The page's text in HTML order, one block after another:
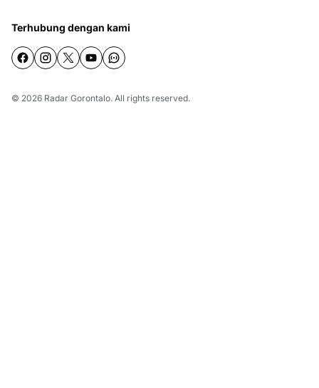
Terhubung dengan kami
© 2026 Radar Gorontalo. All rights reserved.